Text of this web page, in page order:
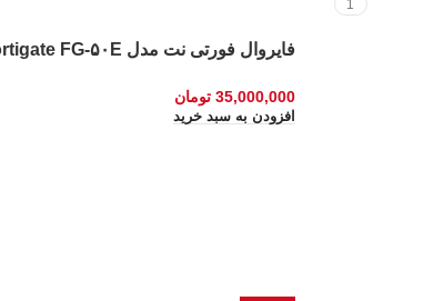
1
فایروال فورتی نت مدل Fortigate FG-۵۰E
35,000,000 تومان
افزودن به سبد خرید